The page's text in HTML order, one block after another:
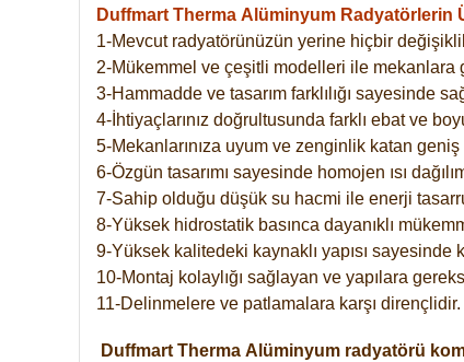
Duffmart Therma Alüminyum Radyatörlerin
1-Mevcut radyatörünüzün yerine hiçbir
2-Mükemmel ve çeşitli modelleri ile mekanlara
3-Hammadde ve tasarım farklılığı sayesinde
4-İhtiyaçlarınız doğrultusunda farklı ebat ve
5-Mekanlarınıza uyum ve zenginlik katan
6-Özgün tasarımı sayesinde homojen ısı
7-Sahip olduğu düşük su hacmi ile enerji
8-Yüksek hidrostatik basınca dayanıklı
9-Yüksek kalitedeki kaynaklı yapısı sayesinde
10-Montaj kolaylığı sağlayan ve yapılara
11-Delinmelere ve patlamalara karşı dirençlidir.
Duffmart Therma Alüminyum radyatörü